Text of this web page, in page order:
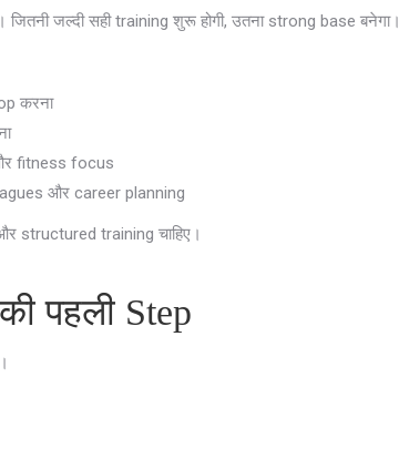
जल्दी सही training शुरू होगी, उतना strong base बनेगा।
करना
fitness focus
और career planning
structured training चाहिए।
पहली Step